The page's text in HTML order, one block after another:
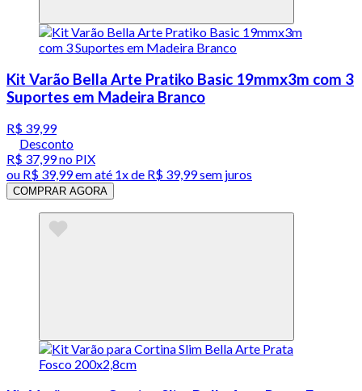
Kit Varão Bella Arte Pratiko Basic 19mmx3m com 3
Suportes em Madeira Branco
R$ 39,99
Desconto
R$ 37,99no PIX
ou R$ 39,99em até 1x de R$ 39,99sem juros
COMPRAR AGORA